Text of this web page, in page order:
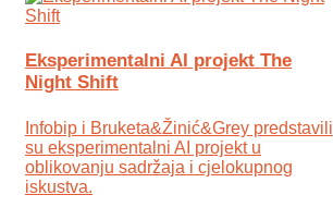
Eksperimentalni AI projekt The
Night Shift
Infobip i Bruketa&Žinić&Grey predstavili
su eksperimentalni AI projekt u
oblikovanju sadržaja i cjelokupnog
iskustva.